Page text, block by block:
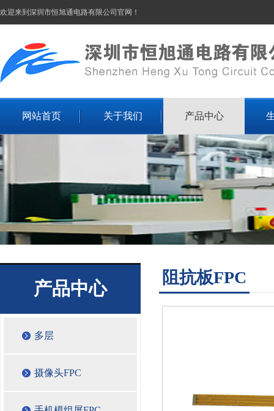
欢迎来到深圳市恒旭通电路有限公司官网！
网站首页 关于我们 产品中心
产品中心
多层
摄像头FPC
阻抗板FPC